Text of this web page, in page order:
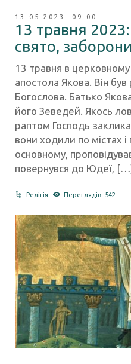
13.05.2023 09:00
13 травня
свято,
13 травня в церковному
апостола Якова. Він
Богослова. Батько
його Зеведей. Якось
раптом Господь
вони ходили по містах і
основному,
повернувся до Юдеї,
Релігія Переглядів: 542